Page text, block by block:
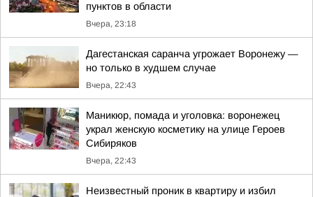
пунктов в области
Вчера, 23:18
Дагестанская саранча угрожает Воронежу —
но только в худшем случае
Вчера, 22:43
Маникюр, помада и уголовка: воронежец
украл женскую косметику на улице Героев
Сибиряков
Вчера, 22:43
Неизвестный проник в квартиру и избил